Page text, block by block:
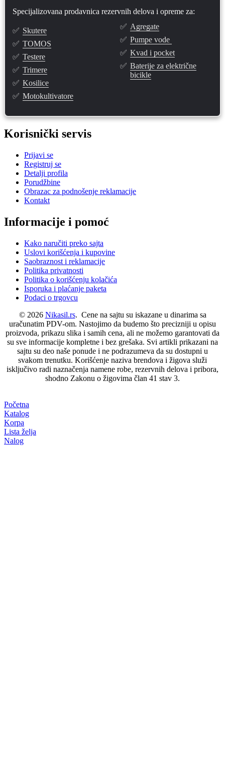
Specijalizovana prodavnica rezervnih delova i opreme za:
✅ Skutere
✅ TOMOS
✅ Testere
✅ Trimere
✅ Kosilice
✅ Motokultivatore
✅ Agregate
✅ Pumpe vode
✅ Kvad i pocket
✅ Baterije za električne
bicikle
Korisnički servis
Prijavi se
Registruj se
Detalji profila
Porudžbine
Obrazac za podnošenje reklamacije
Kontakt
Informacije i pomoć
Kako naručiti preko sajta
Uslovi korišćenja i kupovine
Saobraznost i reklamacije
Politika privatnosti
Politika o korišćenju kolačića
Isporuka i plaćanje paketa
Podaci o trgovcu
© 2026 Nikasil.rs. Cene na sajtu su iskazane u dinarima sa
uračunatim PDV-om. Nastojimo da budemo što precizniji u opisu
proizvoda, prikazu slika i samih cena, ali ne možemo garantovati da
su sve informacije kompletne i bez grešaka. Svi artikli prikazani na
sajtu su deo naše ponude i ne podrazumeva da su dostupni u
svakom trenutku. Korišćenje naziva brendova i žigova služi
isključivo radi naznačenja namene robe, rezervnih delova i pribora,
shodno Zakonu o žigovima član 41 stav 3.
Početna
Katalog
Korpa
Lista želja
Nalog